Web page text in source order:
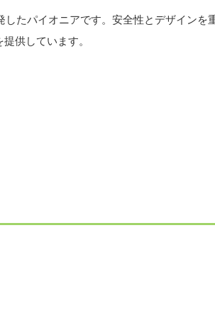
たパイオニアです。安全性とデザインを
供しています。